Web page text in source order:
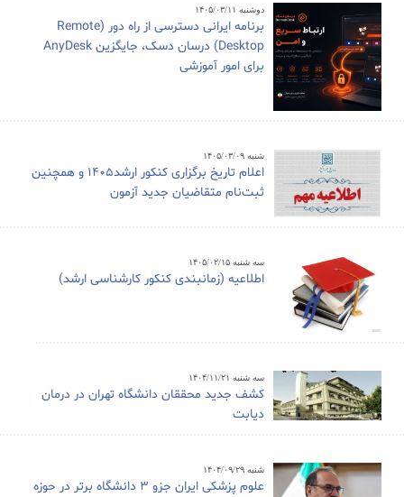
دوشنبه ۱۴۰۵/۰۳/۱۱
برنامه ایرانی دسترسی از راه دور (Remote
Desktop) درسان دسک، جایگزین AnyDesk
برای امور آموزشی
شنبه ۱۴۰۵/۰۳/۰۹
اعلام تاریخ برگزاری کنکور ارشد1405 و همچنین
ثبت‌نام متقاضیان جدید آزمون
سه شنبه ۱۴۰۵/۰۲/۱۵
اطلاعیه (زمانبندی کنکور کارشناسی ارشد)
سه شنبه ۱۴۰۴/۱۱/۲۱
کشف جدید محققان دانشگاه تهران در درمان
دیابت
شنبه ۱۴۰۴/۰۹/۲۹
علوم پزشکی ایران جزو ۳ دانشگاه برتر در حوزه